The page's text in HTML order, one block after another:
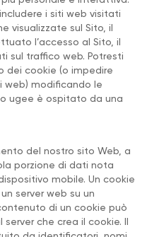
i siti web visitati
visualizzate sul Sito, il
l’accesso al Sito, il
sul traffico web. Potresti
dei cookie (o impedire
web) modificando le
ugee è ospitato da una
del nostro sito Web, a
porzione di dati nota
mobile. Un cookie
server web su un
di un cookie può
che crea il cookie. Il